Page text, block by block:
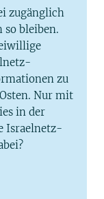
zugänglich
so bleiben.
zu
Nur mit
in der
Israelnetz-